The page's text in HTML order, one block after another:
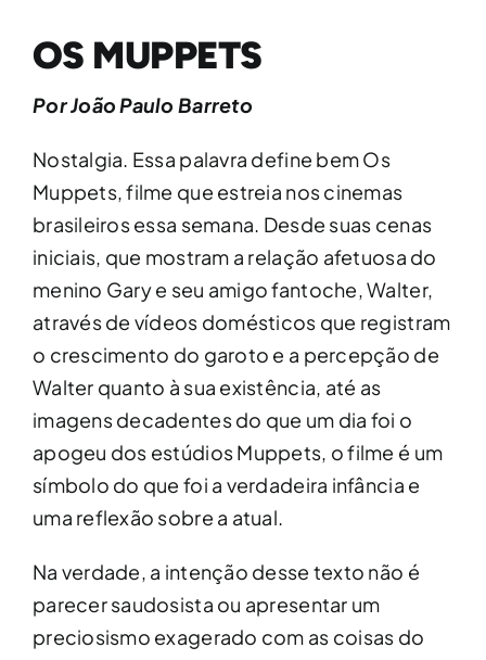
OS MUPPETS
Por João Paulo Barreto
Nostalgia. Essa palavra define bem Os
Muppets, filme que estreia nos cinemas
brasileiros essa semana. Desde suas cenas
iniciais, que mostram a relação afetuosa do
menino Gary e seu amigo fantoche, Walter,
através de vídeos domésticos que registram
o crescimento do garoto e a percepção de
Walter quanto à sua existência, até as
imagens decadentes do que um dia foi o
apogeu dos estúdios Muppets, o filme é um
símbolo do que foi a verdadeira infância e
uma reflexão sobre a atual.
Na verdade, a intenção desse texto não é
parecer saudosista ou apresentar um
preciosismo exagerado com as coisas do